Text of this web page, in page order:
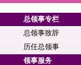
总领事专栏
总领事致辞
历任总领事
领事服务